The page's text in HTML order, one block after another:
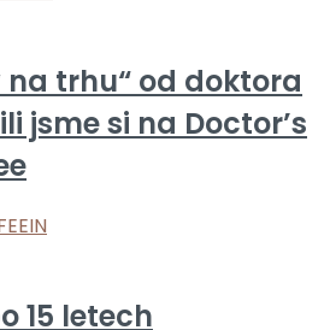
na trhu“ od doktora
jsme si na Doctor’s
15 letech